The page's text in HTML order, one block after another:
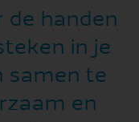
de handen
in je
samen te
en